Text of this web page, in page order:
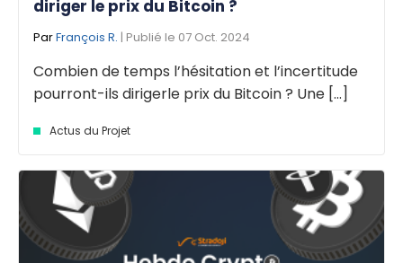
diriger le prix du Bitcoin ?
ParFrançois R. | Publié le 07 Oct. 2024
Combien de temps l’hésitation et l’incertitude
pourront-ils dirigerle prix du Bitcoin ? Une [...]
Actus du Projet